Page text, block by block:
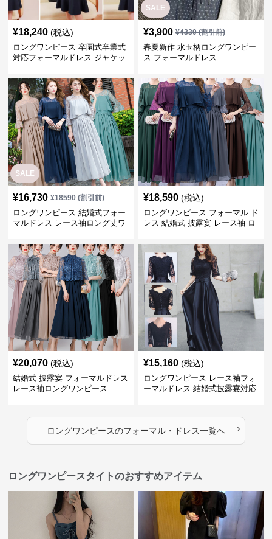
¥18,240 (税込)
ロングワンピース 卒園式卒業式
対応フォーマルドレス ジャケッ
SALE
¥3,900 ¥4330(割引前)
春夏新作 水玉柄ロングワンピー
ス フォーマルドレス
SALE
¥16,730 ¥18590(割引前)
ロングワンピース 結婚式フォー
マルドレス レース袖ロング丈ワ
¥18,590 (税込)
ロングワンピース フォーマル ド
レス 結婚式 披露宴 レース袖 ロ
¥20,070 (税込)
結婚式 披露宴 フォーマルドレス
レース袖ロングワンピース
¥15,160 (税込)
ロングワンピース レース袖フォ
ーマルドレス 結婚式披露宴対応
ロングワンピースのフォーマル・ドレス一覧へ ›
ロングワンピースタイトのおすすめアイテム